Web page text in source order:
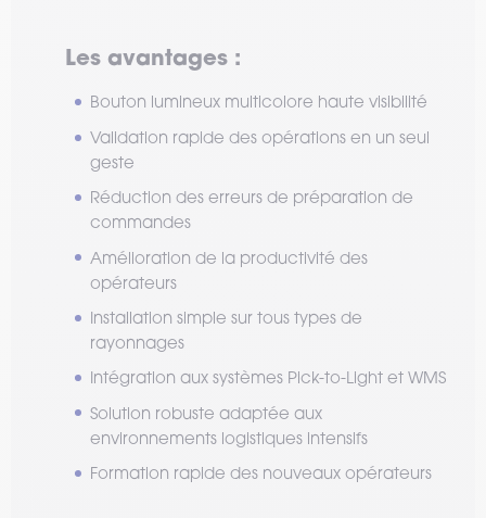
Les avantages :
Bouton lumineux multicolore haute visibilité
Validation rapide des opérations en un seul
geste
Réduction des erreurs de préparation de
commandes
Amélioration de la productivité des
opérateurs
Installation simple sur tous types de
rayonnages
Intégration aux systèmes Pick-to-Light et WMS
Solution robuste adaptée aux
environnements logistiques intensifs
Formation rapide des nouveaux opérateurs